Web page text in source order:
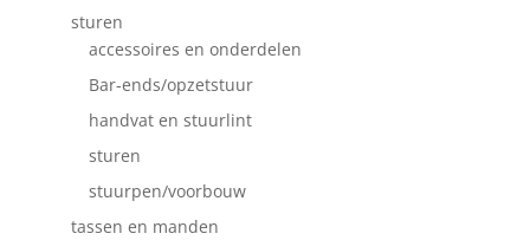
sturen
accessoires en onderdelen
Bar-ends/opzetstuur
handvat en stuurlint
sturen
stuurpen/voorbouw
tassen en manden